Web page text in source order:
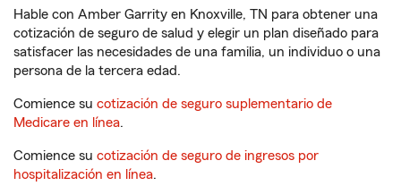
Hable con Amber Garrity en Knoxville, TN para obtener una
cotización de seguro de salud y elegir un plan diseñado para
satisfacer las necesidades de una familia, un individuo o una
persona de la tercera edad.
Comience su cotización de seguro suplementario de
Medicare en línea.
Comience su cotización de seguro de ingresos por
hospitalización en línea.